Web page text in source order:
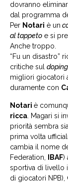
dovranno
dal programma
Per Notari è un
al tappeto e si
Anche troppo.
“Fu un disastro”
critiche sul doping
migliori giocatori
duramente con
Notari è
ricca . Magari si
priorità sembra sia
prima volta
cambia il nome
Federation,
IBAF)
sportiva di livello
di giocatori NPB),